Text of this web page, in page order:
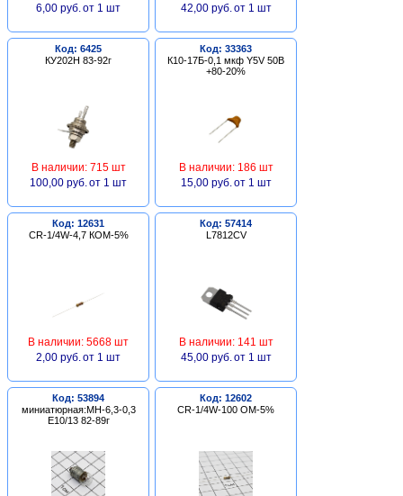
6,00 руб. от 1 шт
42,00 руб. от 1 шт
Код: 6425
КУ202Н 83-92г
В наличии: 715 шт
100,00 руб. от 1 шт
Код: 33363
К10-17Б-0,1 мкф Y5V 50В
+80-20%
В наличии: 186 шт
15,00 руб. от 1 шт
Код: 12631
CR-1/4W-4,7 КОМ-5%
В наличии: 5668 шт
2,00 руб. от 1 шт
Код: 57414
L7812CV
В наличии: 141 шт
45,00 руб. от 1 шт
Код: 53894
миниатюрная:МН-6,3-0,3
Е10/13 82-89г
Код: 12602
CR-1/4W-100 ОМ-5%